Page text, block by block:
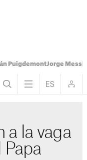
PuigdemontJorge Messi
a la vaga
Papa